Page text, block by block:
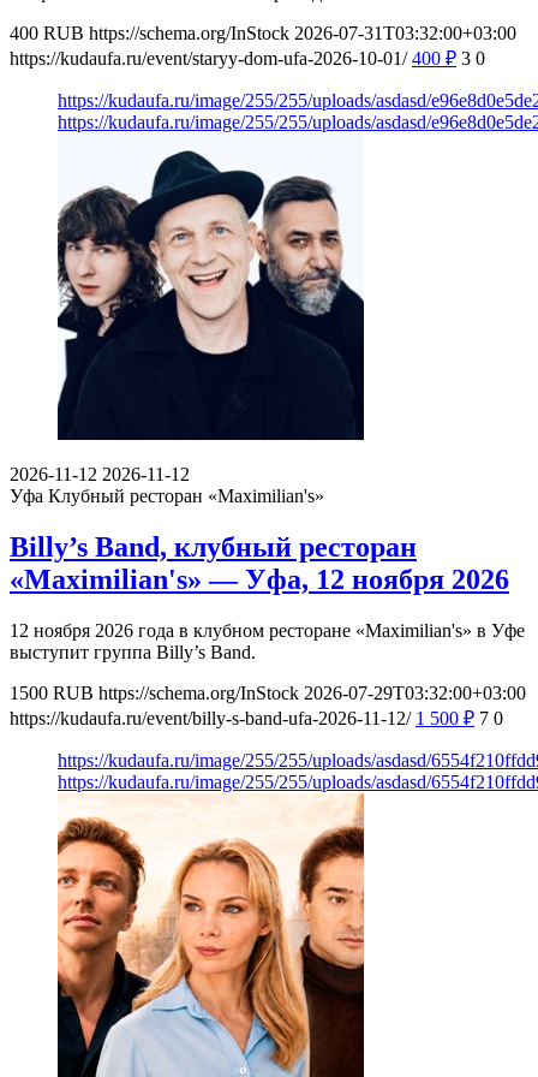
400 RUB https://schema.org/InStock 2026-07-31T03:32:00+03:00
https://kudaufa.ru/event/staryy-dom-ufa-2026-10-01/ 400 ₽ 3 0
https://kudaufa.ru/image/255/255/uploads/asdasd/
https://kudaufa.ru/image/255/255/uploads/asdasd/
2026-11-12 2026-11-12
Уфа Клубный ресторан «Maximilian's»
Billy’s Band, клубный ресторан
«Maximilian's» — Уфа, 12 ноября 2026
12 ноября 2026 года в клубном ресторане «Maximilian's» в Уфе
выступит группа Billy’s Band.
1500 RUB https://schema.org/InStock 2026-07-29T03:32:00+03:00
https://kudaufa.ru/event/billy-s-band-ufa-2026-11-12/ 1 500 ₽ 7 0
https://kudaufa.ru/image/255/255/uploads/asdasd/
https://kudaufa.ru/image/255/255/uploads/asdasd/